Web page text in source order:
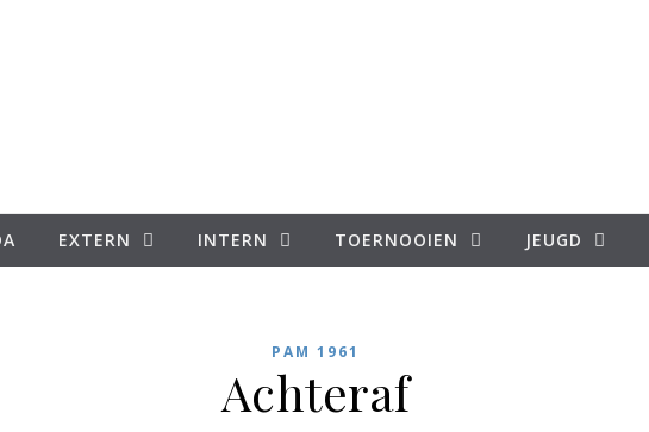
EXTERN INTERN TOERNOOIEN JEUGD
PAM 1961
Achteraf